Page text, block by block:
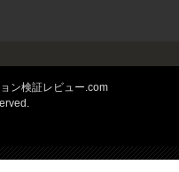
ン検証レビュー.com